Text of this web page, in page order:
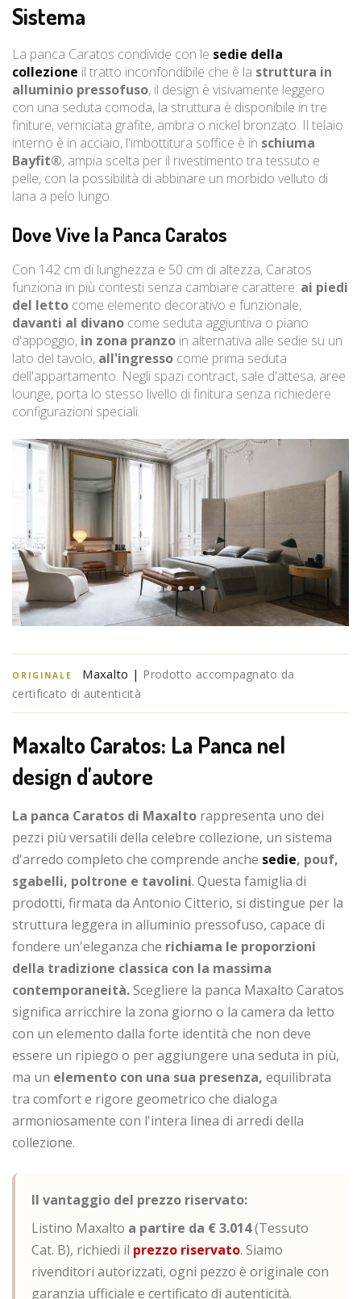
Sistema
La panca Caratos condivide con le sedie della
collezione il tratto inconfondibile che è la struttura in
alluminio pressofuso, il design è visivamente leggero
con una seduta comoda, la struttura è disponibile in tre
finiture, verniciata grafite, ambra o nickel bronzato. Il telaio
interno è in acciaio, l'imbottitura soffice è in schiuma
Bayfit®, ampia scelta per il rivestimento tra tessuto e
pelle, con la possibilità di abbinare un morbido velluto di
lana a pelo lungo.
Dove Vive la Panca Caratos
Con 142 cm di lunghezza e 50 cm di altezza, Caratos
funziona in più contesti senza cambiare carattere: ai piedi
del letto come elemento decorativo e funzionale,
davanti al divano come seduta aggiuntiva o piano
d'appoggio, in zona pranzo in alternativa alle sedie su un
lato del tavolo, all'ingresso come prima seduta
dell'appartamento. Negli spazi contract, sale d'attesa, aree
lounge, porta lo stesso livello di finitura senza richiedere
configurazioni speciali.
ORIGINALE Maxalto | Prodotto accompagnato da
certificato di autenticità
Maxalto Caratos: La Panca nel
design d'autore
La panca Caratos di Maxalto rappresenta uno dei
pezzi più versatili della celebre collezione, un sistema
d'arredo completo che comprende anche sedie, pouf,
sgabelli, poltrone e tavolini. Questa famiglia di
prodotti, firmata da Antonio Citterio, si distingue per la
struttura leggera in alluminio pressofuso, capace di
fondere un'eleganza che richiama le proporzioni
della tradizione classica con la massima
contemporaneità.Scegliere la panca Maxalto Caratos
significa arricchire la zona giorno o la camera da letto
con un elemento dalla forte identità che non deve
essere un ripiego o per aggiungere una seduta in più,
ma un elemento con una sua presenza, equilibrata
tra comfort e rigore geometrico che dialoga
armoniosamente con l'intera linea di arredi della
collezione.
Il vantaggio del prezzo riservato:
Listino Maxalto a partire da € 3.014(Tessuto
Cat. B), richiedi il prezzo riservato. Siamo
rivenditori autorizzati, ogni pezzo è originale con
garanzia ufficiale e certificato di autenticità.